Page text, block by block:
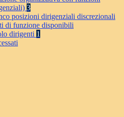
3
posizioni dirigenziali discrezionali
di funzione disponibili
dirigenti 1